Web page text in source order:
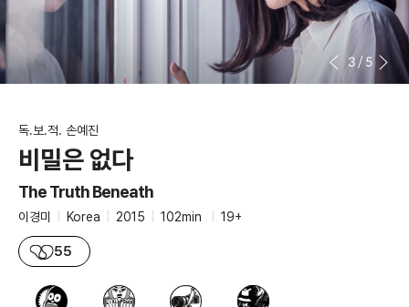
3/5
독.보.적. 손예진
비밀은 없다
The Truth Beneath
이경미 Korea 2015 102min 19+
55